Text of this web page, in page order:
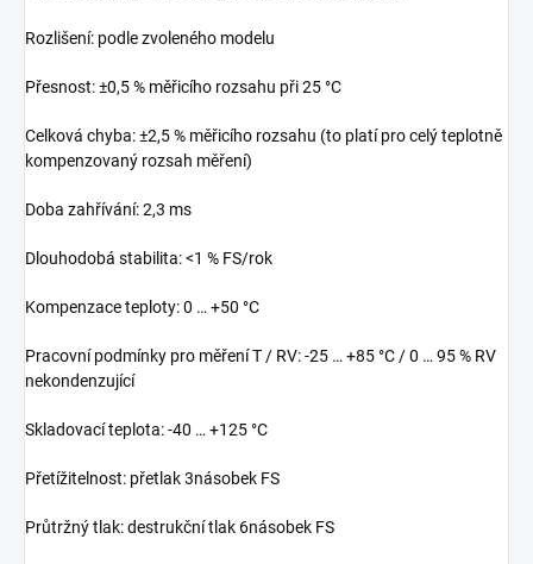
Rozlišení: podle zvoleného modelu
Přesnost: ±0,5 % měřicího rozsahu při 25 °C
Celková chyba: ±2,5 % měřicího rozsahu (to platí pro celý teplotně
kompenzovaný rozsah měření)
Doba zahřívání: 2,3 ms
Dlouhodobá stabilita: <1 % FS/rok
Kompenzace teploty: 0 … +50 °C
Pracovní podmínky pro měření T / RV: -25 … +85 °C / 0 … 95 % RV
nekondenzující
Skladovací teplota: -40 … +125 °C
Přetížitelnost: přetlak 3násobek FS
Průtržný tlak: destrukční tlak 6násobek FS